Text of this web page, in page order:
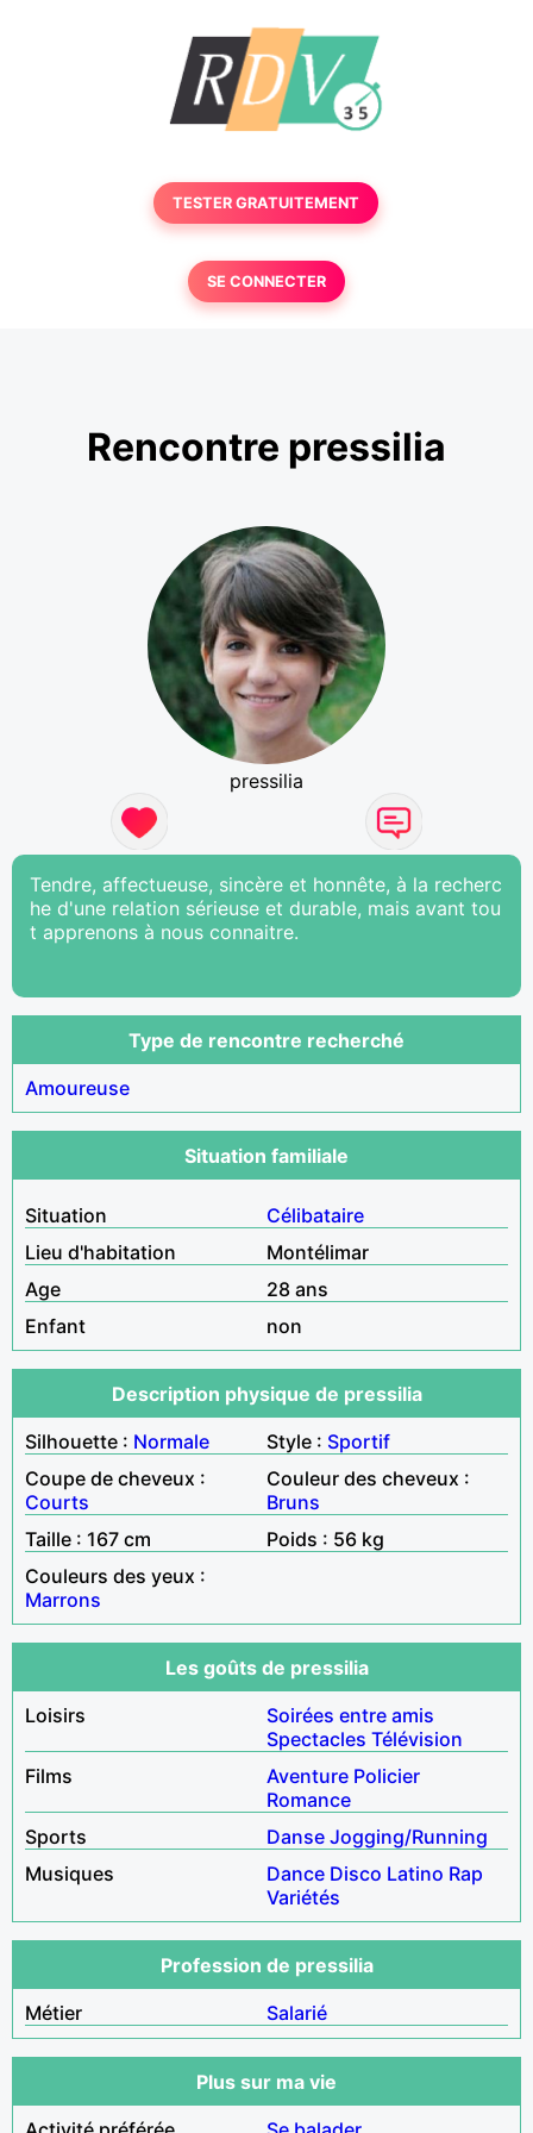
TESTER GRATUITEMENT
SE CONNECTER
Rencontre pressilia
pressilia
Tendre, affectueuse, sincère et honnête, à la recherc
he d'une relation sérieuse et durable, mais avant tou
t apprenons à nous connaitre.
Type de rencontre recherché
Amoureuse
Situation familiale
Situation
Célibataire
Lieu d'habitation
Montélimar
Age
28 ans
Enfant
non
Description physique de pressilia
Silhouette : Normale Style : Sportif
Coupe de cheveux :
Courts
Couleur des cheveux :
Bruns
Taille : 167 cm
Poids : 56 kg
Couleurs des yeux :
Marrons
Les goûts de pressilia
Loisirs
Soirées entre amis
Spectacles Télévision
Films
Aventure Policier
Romance
Sports
Danse Jogging/Running
Musiques
Dance Disco Latino Rap
Variétés
Profession de pressilia
Métier
Salarié
Plus sur ma vie